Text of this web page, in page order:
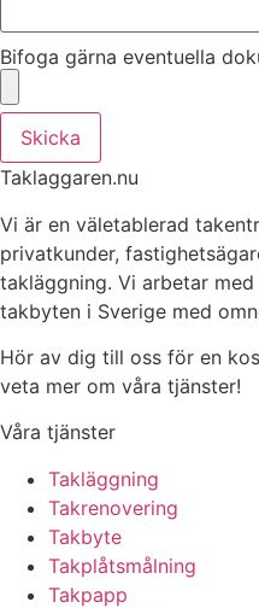
Bifoga gärna eventuella
Skicka
Taklaggaren.nu
Vi är en väletablerad
privatkunder,
takläggning. Vi arbetar
takbyten i Sverige med
Hör av dig till oss för en
veta mer om våra tjänster!
Våra tjänster
Takläggning
Takrenovering
Takbyte
Takplåtsmålning
Takpapp